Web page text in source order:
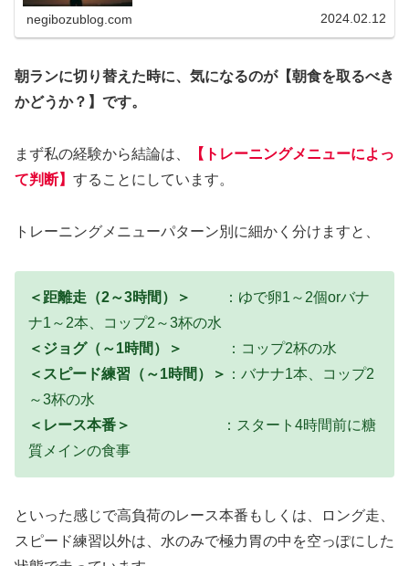
negibozublog.com 2024.02.12
朝ランに切り替えた時に、気になるのが【朝食を取るべき
かどうか？】 です。
まず私の経験から結論は、
【トレーニングメニューによっ
て判断】 することにしています。
トレーニングメニューパターン別に細かく分けますと、
＜距離走（2～3時間）＞
：ゆで卵1～2個orバナ
ナ1～2本、コップ2～3杯の水
＜ジョグ（～1時間）＞
：コップ2杯の水
＜スピード練習（～1時間）＞ ：バナナ1本、コップ2
～3杯の水
＜レース本番＞
：スタート4時間前に糖
質メインの食事
といった感じで高負荷のレース本番もしくは、ロング走、
スピード練習以外は、水のみで極力胃の中を空っぽにした